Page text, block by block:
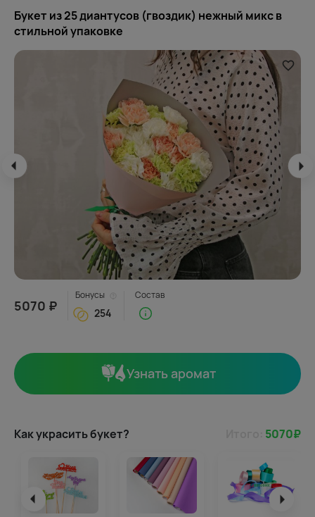
Букет из 25 диантусов (гвоздик) нежный микс в
стильной упаковке
5070 ₽
Бонусы
254
Состав
Узнать аромат
Как украсить букет? 5070₽